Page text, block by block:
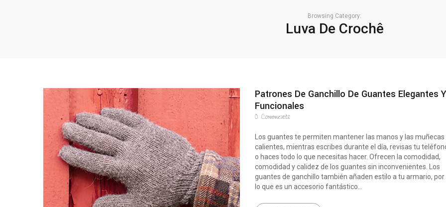
Browsing Category:
Luva De Crochê
Patrones De Ganchillo De Guantes Elegantes Y
Funcionales
0Comments
Los guantes te permiten mantener las manos y las muñecas
calientes, mientras escribes durante el día, revisas tu
o haces todo lo que necesitas hacer. Ofrecen la comodidad,
comodidad y calidez de los guantes sin inconvenientes. Los
guantes de ganchillo también añaden estilo a tu armario, por
lo que es un accesorio fantástico...